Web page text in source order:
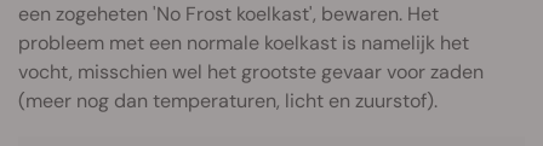
een zogeheten 'No Frost koelkast', bewaren. Het
probleem met een normale koelkast is namelijk het
vocht, misschien wel het grootste gevaar voor zaden
(meer nog dan temperaturen, licht en zuurstof).